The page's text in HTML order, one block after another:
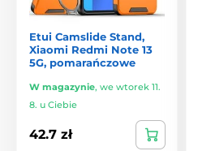
Etui Camslide Stand,
Xiaomi Redmi Note 13
5G, pomarańczowe
W magazynie, we wtorek 11.
8. u Ciebie
42.7 zł